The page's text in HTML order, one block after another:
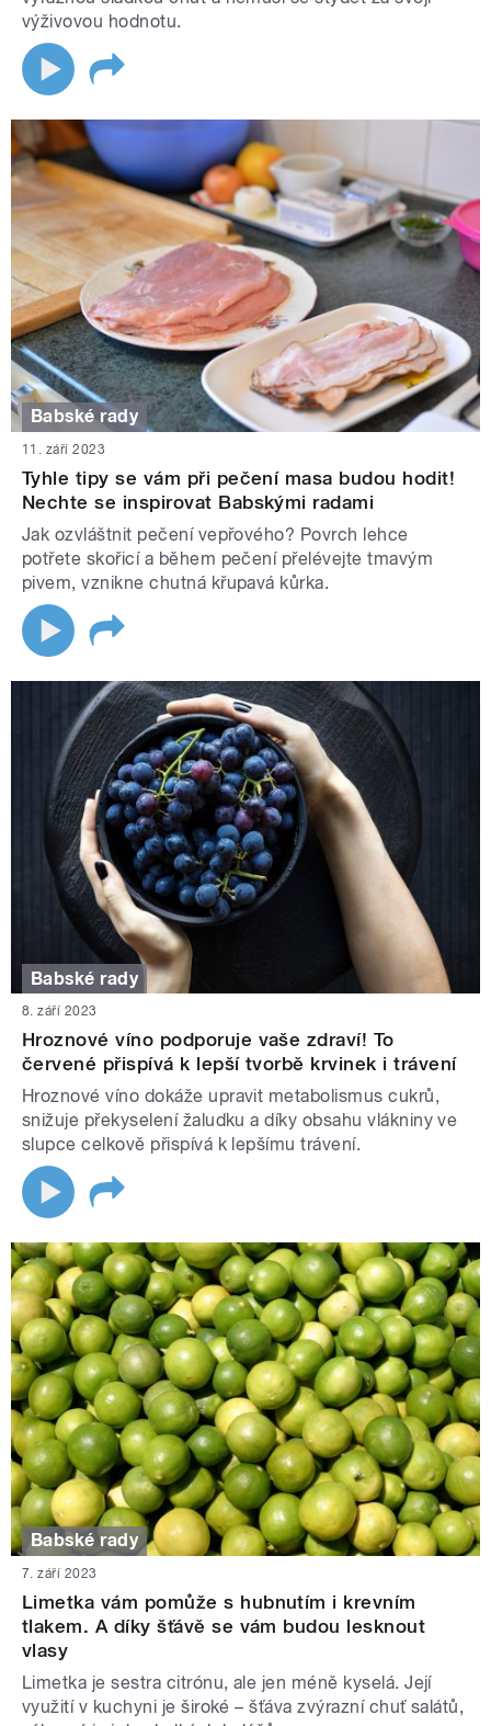
výživovou hodnotu.
Babské rady
11. září 2023
Tyhle tipy se vám při pečení masa budou hodit!
Nechte se inspirovat Babskými radami
Jak ozvláštnit pečení vepřového? Povrch lehce
potřete skořicí a během pečení přelévejte tmavým
pivem, vznikne chutná křupavá kůrka.
Babské rady
8. září 2023
Hroznové víno podporuje vaše zdraví! To
červené přispívá k lepší tvorbě krvinek i trávení
Hroznové víno dokáže upravit metabolismus cukrů,
snižuje překyselení žaludku a díky obsahu vlákniny ve
slupce celkově přispívá k lepšímu trávení.
Babské rady
7. září 2023
Limetka vám pomůže s hubnutím i krevním
tlakem. A díky šťávě se vám budou lesknout
vlasy
Limetka je sestra citrónu, ale jen méně kyselá. Její
využití v kuchyni je široké – šťáva zvýrazní chuť salátů,